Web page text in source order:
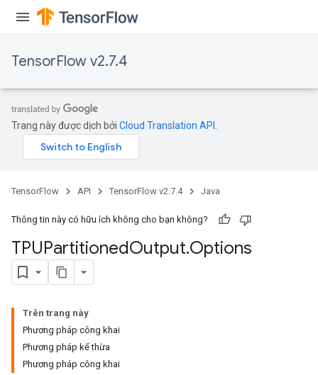
TensorFlow v2.7.4
Trang này được dịch bởi Cloud Translation API
TensorFlow API TensorFlow v2.7.4 Java
Thông tin này có hữu ích không cho bạn không?
TPUPartitionedOutput.Options
Trên trang này
Phương pháp công khai
Phương pháp kế thừa
Phương pháp công khai